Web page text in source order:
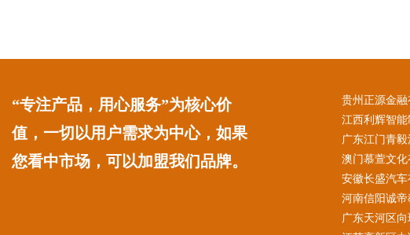
“专注产品，用心服务”为核心价
值，一切以用户需求为中心，如果
您看中市场，可以加盟我们品牌。
贵州正源金融
江西利辉智能
广东江门青毅
澳门慕萱文化
安徽长盛汽车
河南信阳诚帝
广东天河区向